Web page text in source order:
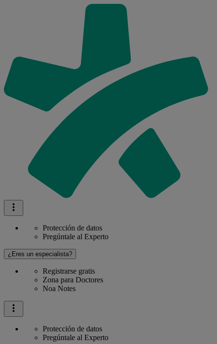
Protección de datos
Pregúntale al Experto
¿Eres un especialista?
Registrarse gratis
Zona para Doctores
Noa Notes
Protección de datos
Pregúntale al Experto